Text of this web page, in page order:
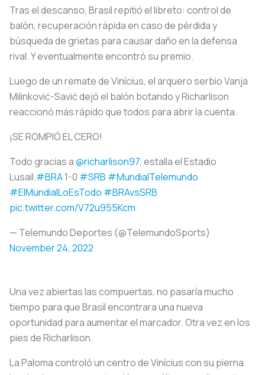
Tras el descanso, Brasil repitió el libreto: control de
balón, recuperación rápida en caso de pérdida y
búsqueda de grietas para causar daño en la defensa
rival. Y eventualmente encontró su premio.
Luego de un remate de Vinícius, el arquero serbio Vanja
Milinković-Savić dejó el balón botando y Richarlison
reaccionó más rápido que todos para abrir la cuenta.
¡SE ROMPIÓ EL CERO!
Todo gracias a@richarlison97, estalla el Estadio
Lusail.#BRA1-0 #SRB #MundialTelemundo
#ElMundialLoEsTodo #BRAvsSRB
pic.twitter.com/V72u955Kcm
— Telemundo Deportes (@TelemundoSports)
November 24, 2022
Una vez abiertas las compuertas, no pasaría mucho
tiempo para que Brasil encontrara una nueva
oportunidad para aumentar el marcador. Otra vez en los
pies de Richarlison.
La Paloma controló un centro de Vinícius con su pierna